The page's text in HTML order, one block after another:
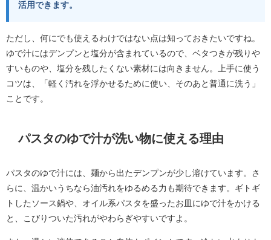
活用できます。
ただし、何にでも使えるわけではない点は知っておきたいですね。
ゆで汁にはデンプンと塩分が含まれているので、ベタつきが残りや
すいものや、塩分を残したくない素材には向きません。上手に使う
コツは、「軽く汚れを浮かせるために使い、そのあと普通に洗う」
ことです。
パスタのゆで汁が洗い物に使える理由
パスタのゆで汁には、麺から出たデンプンが少し溶けています。さ
らに、温かいうちなら油汚れをゆるめる力も期待できます。ギトギ
トしたソース鍋や、オイル系パスタを盛ったお皿にゆで汁をかける
と、こびりついた汚れがやわらぎやすいですよ。